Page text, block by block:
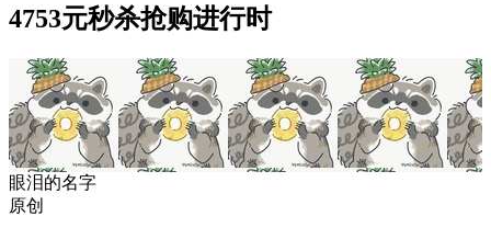
4753元秒杀抢购进行时
眼泪的名字
原创